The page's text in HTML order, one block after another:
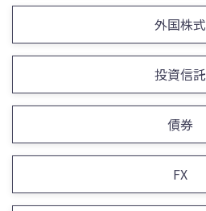
外国株式
投資信託
債券
FX